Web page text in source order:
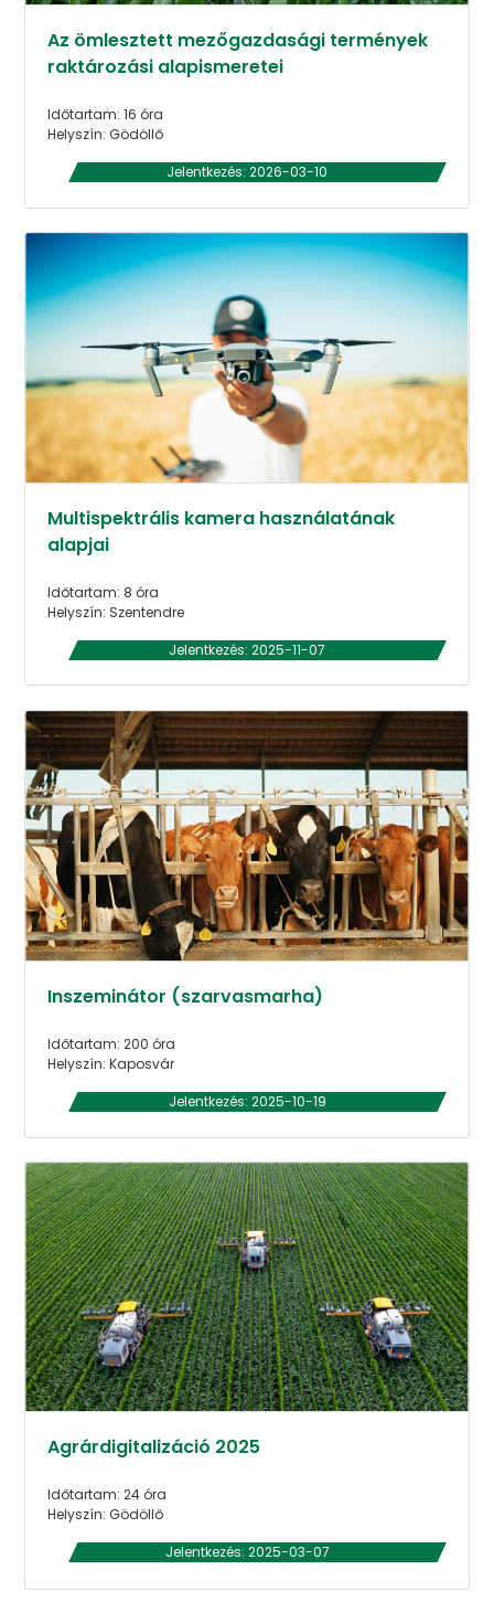
Az ömlesztett mezőgazdasági termények
raktározási alapismeretei
Időtartam: 16 óra
Helyszín: Gödöllő
Jelentkezés: 2026-03-10
Multispektrális kamera használatának
alapjai
Időtartam: 8 óra
Helyszín: Szentendre
Jelentkezés: 2025-11-07
Inszeminátor (szarvasmarha)
Időtartam: 200 óra
Helyszín: Kaposvár
Jelentkezés: 2025-10-19
Agrárdigitalizáció 2025
Időtartam: 24 óra
Helyszín: Gödöllő
Jelentkezés: 2025-03-07